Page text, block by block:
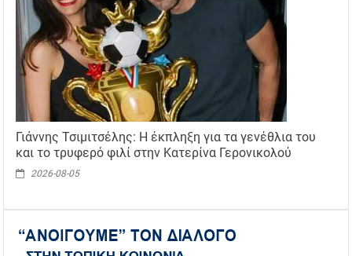
Γιάννης Τσιμιτσέλης: Η έκπληξη για τα γενέθλια του
και το τρυφερό φιλί στην Κατερίνα Γερονικολού
2026-08-05